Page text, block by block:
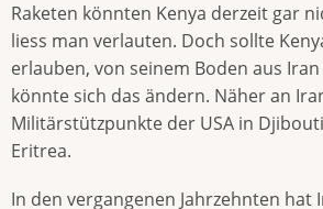
Raketen könnten Kenya derzeit gar
liess man verlauten. Doch sollte
erlauben, von seinem Boden aus
könnte sich das ändern. Näher an
Militärstützpunkte der USA in
Eritrea.
In den vergangenen Jahrzehnten hat